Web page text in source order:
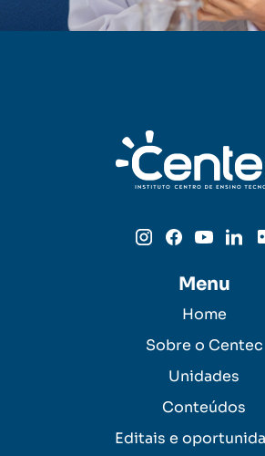
Menu
Home
Sobre o Centec
Unidades
Conteúdos
Editais e